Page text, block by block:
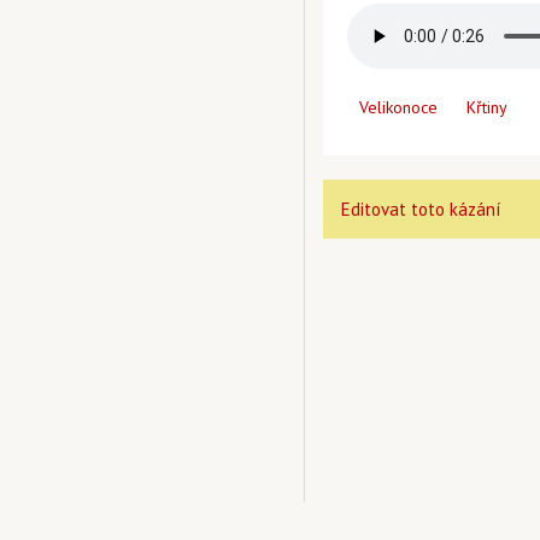
Velikonoce Křtiny
Editovat toto kázání